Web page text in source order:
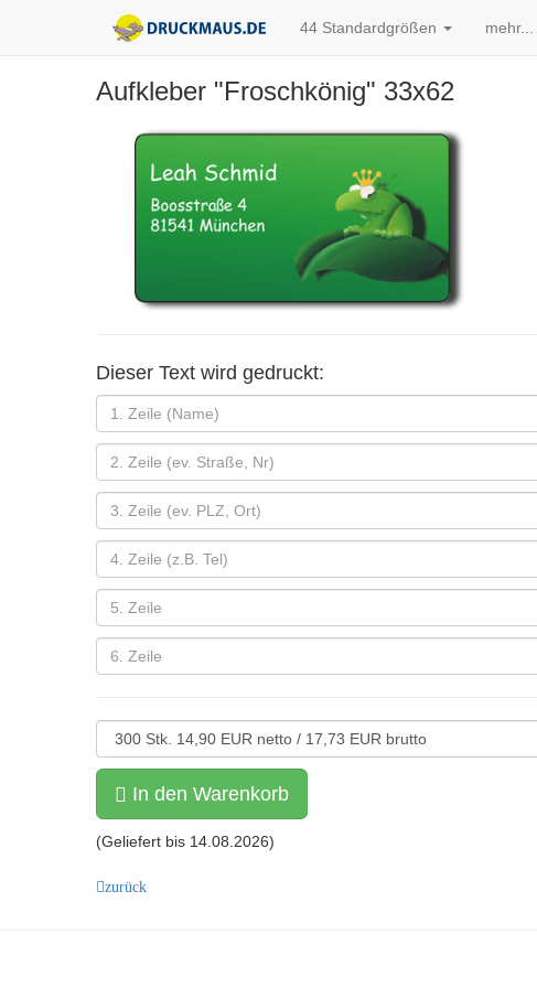
44 Standardgrößen mehr...
Aufkleber "Froschkönig" 33x62
Dieser Text wird gedruckt:
In den Warenkorb
(Geliefert bis 14.08.2026)
zurück